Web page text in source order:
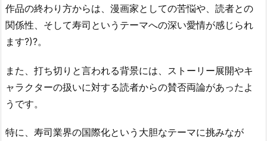
作品の終わり方からは、漫画家としての苦悩や、読者との
関係性、そして寿司というテーマへの深い愛情が感じられ
ます?)?。
また、打ち切りと言われる背景には、ストーリー展開やキ
ャラクターの扱いに対する読者からの賛否両論があったよ
うです。
特に、寿司業界の国際化という大胆なテーマに挑みなが